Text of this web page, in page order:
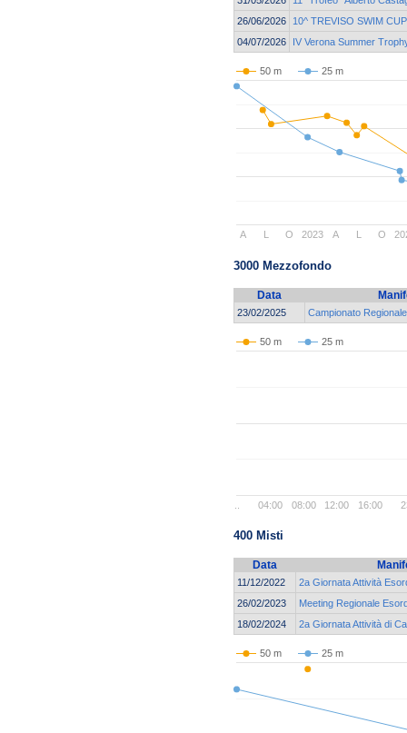
26/06/2026
10^ TREVISO SWIM CUP
04/07/2026
IV Verona Summer
50 m 25 m
2023
A O A O
3000 Mezzofondo
Data
23/02/2025 Campionato
50 m 25 m
04:00 08:00 12:00 16:00
400 Misti
Data
11/12/2022
2a Giornata Attività
26/02/2023
Meeting Regionale
18/02/2024
2a Giornata Attività di
50 m 25 m